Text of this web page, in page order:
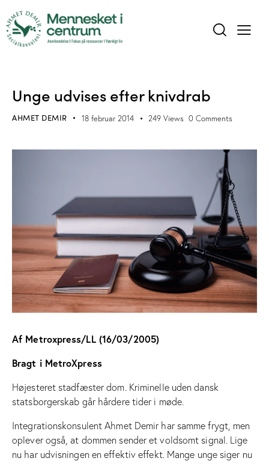
Unge udvises efter knivdrab
AHMET DEMIR 18 februar 2014 249 Views 0 Comments
Af Metroxpress/LL (16/03/2005)
Bragt i MetroXpress
Højesteret stadfæster dom. Kriminelle uden dansk
statsborgerskab går hårdere tider i møde.
Integrationskonsulent Ahmet Demir har samme frygt, men
oplever også, at dommen sender et voldsomt signal. Lige
nu har udvisningen en effektiv effekt. Mange unge siger nu